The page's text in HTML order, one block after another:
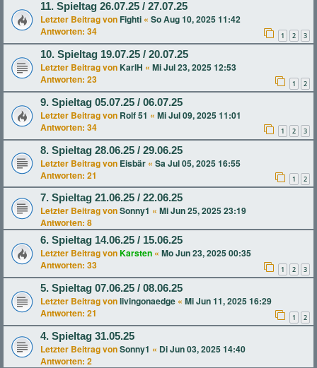
11. Spieltag 26.07.25 / 27.07.25
Letzter Beitrag von Fighti « So Aug 10, 2025 11:42
Antworten: 34 1 2 3
10. Spieltag 19.07.25 / 20.07.25
Letzter Beitrag von KarlH « Mi Jul 23, 2025 12:53
Antworten: 23 1 2
9. Spieltag 05.07.25 / 06.07.25
Letzter Beitrag von Rolf 51 « Mi Jul 09, 2025 11:01
Antworten: 34 1 2 3
8. Spieltag 28.06.25 / 29.06.25
Letzter Beitrag von Eisbär « Sa Jul 05, 2025 16:55
Antworten: 21 1 2
7. Spieltag 21.06.25 / 22.06.25
Letzter Beitrag vonSonny1 « Mi Jun 25, 2025 23:19
Antworten: 8
6. Spieltag 14.06.25 / 15.06.25
Letzter Beitrag vonKarsten « Mo Jun 23, 2025 00:35
Antworten: 33 1 2 3
5. Spieltag 07.06.25 / 08.06.25
Letzter Beitrag vonlivingonaedge « Mi Jun 11, 2025 16:29
Antworten: 21 1 2
4. Spieltag 31.05.25
Letzter Beitrag vonSonny1 « Di Jun 03, 2025 14:40
Antworten: 2